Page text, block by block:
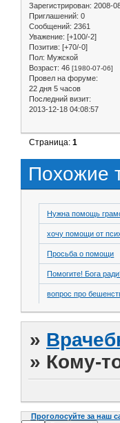
Зарегистрирован: 2008-
Приглашений: 0
Сообщений: 2361
Уважение: [+100/-2]
Позитив: [+70/-0]
Пол: Мужской
Возраст: 46 [1980-07-06]
Провел на форуме:
22 дня 5 часов
Последний визит:
2013-12-18 04:08:57
Страница:1
Похожие
Нужна помощь
хочу помощи от
Просьба о помощи
Помогите! Бога
вопрос про
»
» Кому-
Проголосуйте за наш